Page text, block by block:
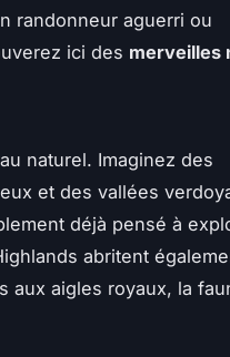
randonneur aguerri ou
ici des merveilles
naturel. Imaginez des
et des vallées
déjà pensé à
abritent
aux aigles royaux, la